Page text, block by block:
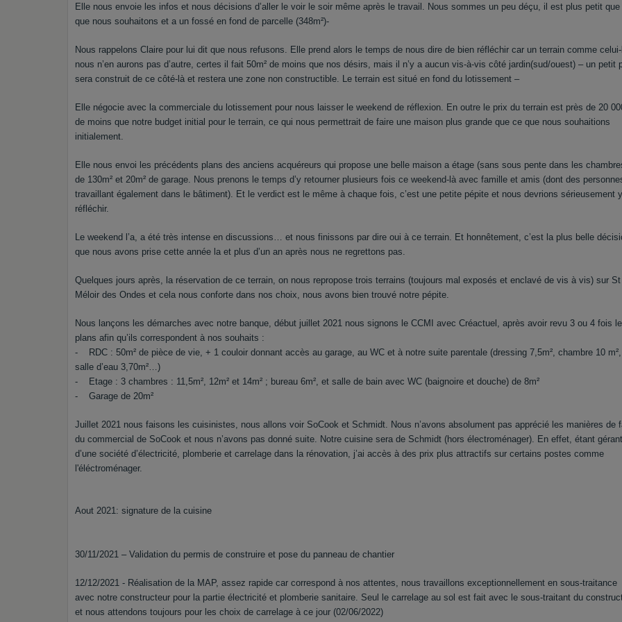
Elle nous envoie les infos et nous décisions d’aller le voir le soir même après le travail. Nous sommes un peu déçu, il est plus petit que
que nous souhaitons et a un fossé en fond de parcelle (348m²)-
Nous rappelons Claire pour lui dit que nous refusons. Elle prend alors le temps de nous dire de bien réfléchir car un terrain comme
nous n’en aurons pas d’autre, certes il fait 50m² de moins que nos désirs, mais il n’y a aucun vis-à-vis côté jardin(sud/ouest) – un petit
sera construit de ce côté-là et restera une zone non constructible. Le terrain est situé en fond du lotissement –
Elle négocie avec la commerciale du lotissement pour nous laisser le weekend de réflexion. En outre le prix du terrain est près de 20
de moins que notre budget initial pour le terrain, ce qui nous permettrait de faire une maison plus grande que ce que nous souhaitions
initialement.
Elle nous envoi les précédents plans des anciens acquéreurs qui propose une belle maison a étage (sans sous pente dans les
de 130m² et 20m² de garage. Nous prenons le temps d’y retourner plusieurs fois ce weekend-là avec famille et amis (dont des
travaillant également dans le bâtiment). Et le verdict est le même à chaque fois, c’est une petite pépite et nous devrions sérieusement y
réfléchir.
Le weekend l’a, a été très intense en discussions… et nous finissons par dire oui à ce terrain. Et honnêtement, c’est la plus belle
que nous avons prise cette année la et plus d’un an après nous ne regrettons pas.
Quelques jours après, la réservation de ce terrain, on nous repropose trois terrains (toujours mal exposés et enclavé de vis à vis) sur St
Méloir des Ondes et cela nous conforte dans nos choix, nous avons bien trouvé notre pépite.
Nous lançons les démarches avec notre banque, début juillet 2021 nous signons le CCMI avec Créactuel, après avoir revu 3 ou 4 fois
plans afin qu’ils correspondent à nos souhaits :
- RDC : 50m² de pièce de vie, + 1 couloir donnant accès au garage, au WC et à notre suite parentale (dressing 7,5m², chambre 10 m²,
salle d’eau 3,70m²…)
- Etage : 3 chambres : 11,5m², 12m² et 14m² ; bureau 6m², et salle de bain avec WC (baignoire et douche) de 8m²
- Garage de 20m²
Juillet 2021 nous faisons les cuisinistes, nous allons voir SoCook et Schmidt. Nous n’avons absolument pas apprécié les manières de
du commercial de SoCook et nous n’avons pas donné suite. Notre cuisine sera de Schmidt (hors électroménager). En effet, étant
d’une société d’électricité, plomberie et carrelage dans la rénovation, j’ai accès à des prix plus attractifs sur certains postes comme
l'éléctroménager.
Aout 2021: signature de la cuisine
30/11/2021 – Validation du permis de construire et pose du panneau de chantier
12/12/2021 - Réalisation de la MAP, assez rapide car correspond à nos attentes, nous travaillons exceptionnellement en sous-traitance
avec notre constructeur pour la partie électricité et plomberie sanitaire. Seul le carrelage au sol est fait avec le sous-traitant du
et nous attendons toujours pour les choix de carrelage à ce jour (02/06/2022)